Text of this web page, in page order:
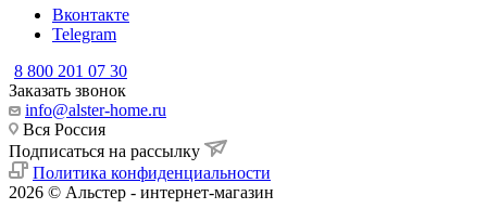
Вконтакте
Telegram
8 800 201 07 30
Заказать звонок
info@alster-home.ru
Вся Россия
Подписаться на рассылку
Политика конфиденциальности
2026 © Альстер - интернет-магазин